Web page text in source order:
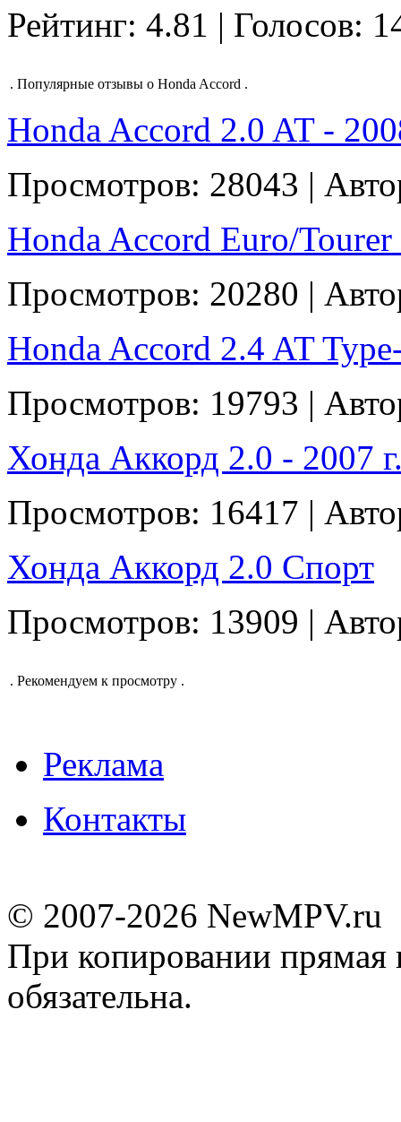
Рейтинг: 4.81 | Голосов:
. Популярные отзывы о Honda Accord .
Honda Accord 2.0 AT -
Просмотров: 28043 |
Honda Accord Euro/
Просмотров: 20280 |
Honda Accord 2.4 AT
Просмотров: 19793 |
Хонда Аккорд 2.0 - 2007
Просмотров: 16417 |
Хонда Аккорд 2.0 Спорт
Просмотров: 13909 |
. Рекомендуем к просмотру .
Реклама
Контакты
© 2007-2026 NewMPV.ru
При копировании прямая
обязательна.